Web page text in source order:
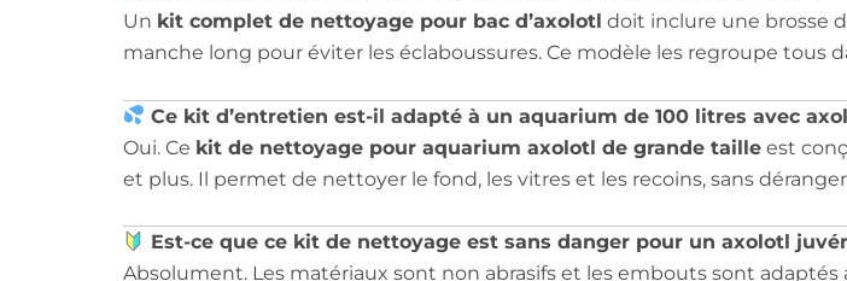
Un kit complet de nettoyage pour bac d’axolotl doit inclure une brosse
manche long pour éviter les éclaboussures. Ce modèle les regroupe tous
Ce kit d’entretien est-il adapté à un aquarium de 100 litres avec
Oui. Ce kit de nettoyage pour aquarium axolotl de grande taille est
et plus. Il permet de nettoyer le fond, les vitres et les recoins, sans
Est-ce que ce kit de nettoyage est sans danger pour un axolotl
Absolument. Les matériaux sont non abrasifs et les embouts sont adaptés